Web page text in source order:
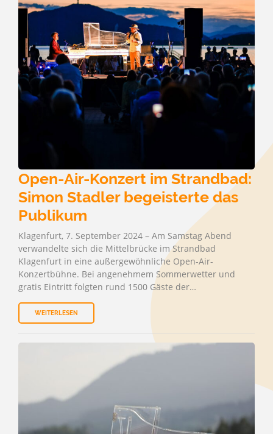
Open-Air-Konzert im Strandbad:
Simon Stadler begeisterte das
Publikum
Klagenfurt, 7. September 2024 – Am Samstag Abend
verwandelte sich die Mittelbrücke im Strandbad
Klagenfurt in eine außergewöhnliche Open-Air-
Konzertbühne. Bei angenehmem Sommerwetter und
gratis Eintritt folgten rund 1500 Gäste der…
WEITERLESEN